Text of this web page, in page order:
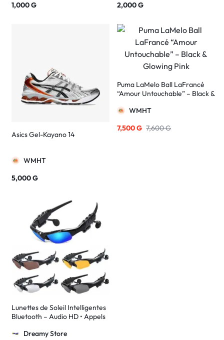
1,000G
2,000G
Asics Gel-Kayano 14
WMHT
5,000G
Puma LaMelo Ball LaFrancé
“Amour Untouchable” – Black &
WMHT
7,500G 7,600G
Lunettes de Soleil Intelligentes
Bluetooth – Audio HD • Appels
UV400 • Anti-lumière bleue
Dreamy Store